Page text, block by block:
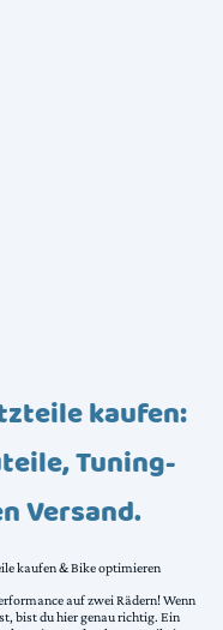
kaufen:
Tuning-
Versand.
kaufen & Bike optimieren
auf zwei Rädern! Wenn
bist du hier genau richtig. Ein